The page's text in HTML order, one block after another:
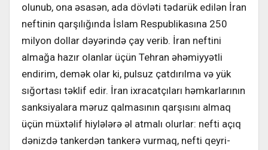
olunub, ona əsasən, ada dövləti tədarük edilən İran
neftinin qarşılığında İslam Respublikasına 250
milyon dollar dəyərində çay verib. İran neftini
almağa hazır olanlar üçün Tehran əhəmiyyətli
endirim, demək olar ki, pulsuz çatdırılma və yük
sığortası təklif edir. İran ixracatçıları həmkarlarının
sanksiyalara məruz qalmasının qarşısını almaq
üçün müxtəlif hiylələrə əl atmalı olurlar: nefti açıq
dənizdə tankerdən tankerə vurmaq, nefti qeyri-